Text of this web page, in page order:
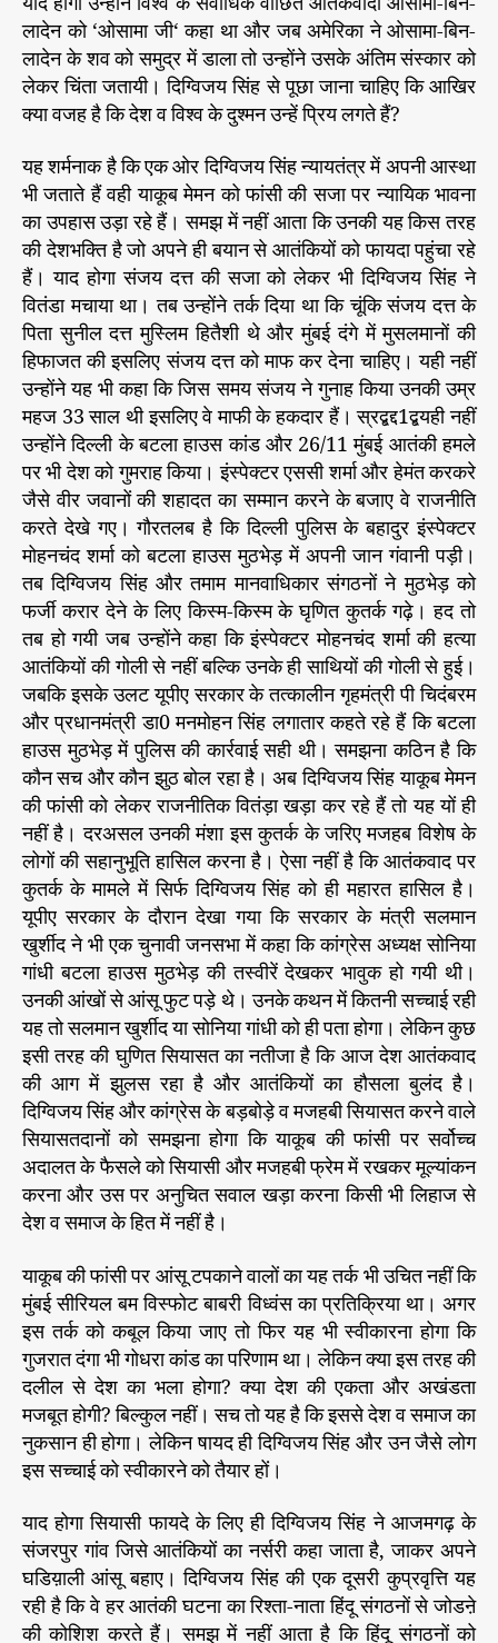
लादेन को ‘ओसामा जी‘ कहा था और जब अमेरिका ने ओसामा-बिन-
लादेन के शव को समुद्र में डाला तो उन्होंने उसके अंतिम संस्कार को
लेकर चिंता जतायी। दिग्विजय सिंह से पूछा जाना चाहिए कि आखिर
क्या वजह है कि देश व विश्व के दुश्मन उन्हें प्रिय लगते हैं?
यह शर्मनाक है कि एक ओर दिग्विजय सिंह न्यायतंत्र में अपनी आस्था
भी जताते हैं वही याकूब मेमन को फांसी की सजा पर न्यायिक भावना
का उपहास उड़ा रहे हैं। समझ में नहीं आता कि उनकी यह किस तरह
की देशभक्ति है जो अपने ही बयान से आतंकियों को फायदा पहुंचा रहे
हैं। याद होगा संजय दत्त की सजा को लेकर भी दिग्विजय सिंह ने
वितंडा मचाया था। तब उन्होंने तर्क दिया था कि चूंकि संजय दत्त के
पिता सुनील दत्त मुस्लिम हितैशी थे और मुंबई दंगे में मुसलमानों की
हिफाजत की इसलिए संजय दत्त को माफ कर देना चाहिए। यही नहीं
उन्होंने यह भी कहा कि जिस समय संजय ने गुनाह किया उनकी उम्र
महज 33 साल थी इसलिए वे माफी के हकदार हैं। स्रद्बद्द1द्बयही नहीं
उन्होंने दिल्ली के बटला हाउस कांड और 26/11 मुंबई आतंकी हमले
पर भी देश को गुमराह किया। इंस्पेक्टर एससी शर्मा और हेमंत करकरे
जैसे वीर जवानों की शहादत का सम्मान करने के बजाए वे राजनीति
करते देखे गए। गौरतलब है कि दिल्ली पुलिस के बहादुर इंस्पेक्टर
मोहनचंद शर्मा को बटला हाउस मुठभेड़ में अपनी जान गंवानी पड़ी।
तब दिग्विजय सिंह और तमाम मानवाधिकार संगठनों ने मुठभेड़ को
फर्जी करार देने के लिए किस्म-किस्म के घृणित कुतर्क गढ़े। हद तो
तब हो गयी जब उन्होंने कहा कि इंस्पेक्टर मोहनचंद शर्मा की हत्या
आतंकियों की गोली से नहीं बल्कि उनके ही साथियों की गोली से हुई।
जबकि इसके उलट यूपीए सरकार के तत्कालीन गृहमंत्री पी चिदंबरम
और प्रधानमंत्री डा0 मनमोहन सिंह लगातार कहते रहे हैं कि बटला
हाउस मुठभेड़ में पुलिस की कार्रवाई सही थी। समझना कठिन है कि
कौन सच और कौन झुठ बोल रहा है। अब दिग्विजय सिंह याकूब मेमन
की फांसी को लेकर राजनीतिक वितंड़ा खड़ा कर रहे हैं तो यह यों ही
नहीं है। दरअसल उनकी मंशा इस कुतर्क के जरिए मजहब विशेष के
लोगों की सहानुभूति हासिल करना है। ऐसा नहीं है कि आतंकवाद पर
कुतर्क के मामले में सिर्फ दिग्विजय सिंह को ही महारत हासिल है।
यूपीए सरकार के दौरान देखा गया कि सरकार के मंत्री सलमान
खुर्शीद ने भी एक चुनावी जनसभा में कहा कि कांग्रेस अध्यक्ष सोनिया
गांधी बटला हाउस मुठभेड़ की तस्वीरें देखकर भावुक हो गयी थी।
उनकी आंखों से आंसू फुट पड़े थे। उनके कथन में कितनी सच्चाई रही
यह तो सलमान खुर्शीद या सोनिया गांधी को ही पता होगा। लेकिन कुछ
इसी तरह की घुणित सियासत का नतीजा है कि आज देश आतंकवाद
की आग में झुलस रहा है और आतंकियों का हौसला बुलंद है।
दिग्विजय सिंह और कांग्रेस के बड़बोड़े व मजहबी सियासत करने वाले
सियासतदानों को समझना होगा कि याकूब की फांसी पर सर्वोच्च
अदालत के फैसले को सियासी और मजहबी फ्रेम में रखकर मूल्यांकन
करना और उस पर अनुचित सवाल खड़ा करना किसी भी लिहाज से
देश व समाज के हित में नहीं है।
याकूब की फांसी पर आंसू टपकाने वालों का यह तर्क भी उचित नहीं कि
मुंबई सीरियल बम विस्फोट बाबरी विध्वंस का प्रतिक्रिया था। अगर
इस तर्क को कबूल किया जाए तो फिर यह भी स्वीकारना होगा कि
गुजरात दंगा भी गोधरा कांड का परिणाम था। लेकिन क्या इस तरह की
दलील से देश का भला होगा? क्या देश की एकता और अखंडता
मजबूत होगी? बिल्कुल नहीं। सच तो यह है कि इससे देश व समाज का
नुकसान ही होगा। लेकिन षायद ही दिग्विजय सिंह और उन जैसे लोग
इस सच्चाई को स्वीकारने को तैयार हों।
याद होगा सियासी फायदे के लिए ही दिग्विजय सिंह ने आजमगढ़ के
संजरपुर गांव जिसे आतंकियों का नर्सरी कहा जाता है, जाकर अपने
घडिय़ाली आंसू बहाए। दिग्विजय सिंह की एक दूसरी कुप्रवृत्ति यह
रही है कि वे हर आतंकी घटना का रिश्ता-नाता हिंदू संगठनों से जोडऩे
की कोशिश करते हैं। समझ में नहीं आता है कि हिंदू संगठनों को